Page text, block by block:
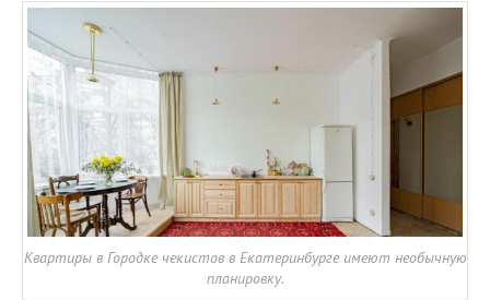
Квартиры в Городке чекистов в Екатеринбурге имеют необычную
планировку.